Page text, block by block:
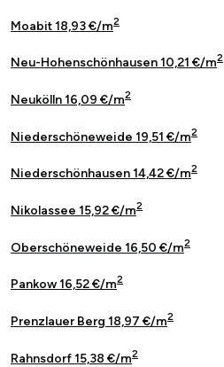
Moabit 18,93 €/m2
Neu-Hohenschönhausen 10,21 €/m2
Neukölln 16,09 €/m2
Niederschöneweide 19,51 €/m2
Niederschönhausen 14,42 €/m2
Nikolassee 15,92 €/m2
Oberschöneweide 16,50 €/m2
Pankow 16,52 €/m2
Prenzlauer Berg 18,97 €/m2
Rahnsdorf 15,38 €/m2